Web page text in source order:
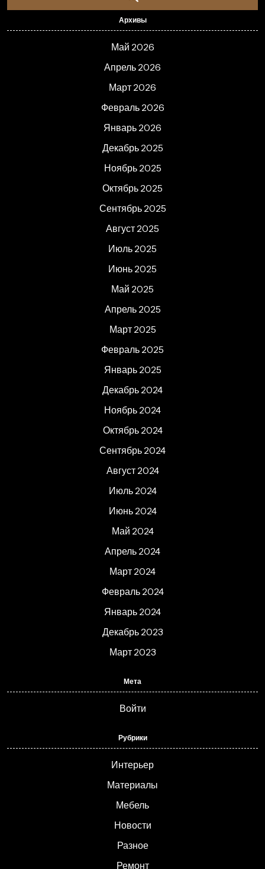
Архивы
Май 2026
Апрель 2026
Март 2026
Февраль 2026
Январь 2026
Декабрь 2025
Ноябрь 2025
Октябрь 2025
Сентябрь 2025
Август 2025
Июль 2025
Июнь 2025
Май 2025
Апрель 2025
Март 2025
Февраль 2025
Январь 2025
Декабрь 2024
Ноябрь 2024
Октябрь 2024
Сентябрь 2024
Август 2024
Июль 2024
Июнь 2024
Май 2024
Апрель 2024
Март 2024
Февраль 2024
Январь 2024
Декабрь 2023
Март 2023
Мета
Войти
Рубрики
Интерьер
Материалы
Мебель
Новости
Разное
Ремонт